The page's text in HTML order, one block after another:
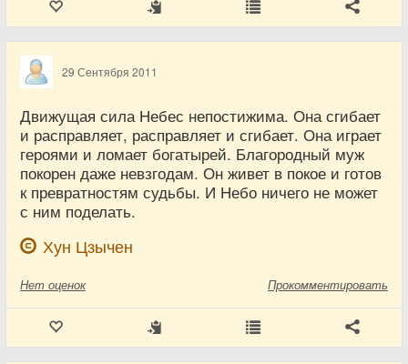
29 Сентября 2011
Движущая сила Небес непостижима. Она сгибает
и расправляет, расправляет и сгибает. Она играет
героями и ломает богатырей. Благородный муж
покорен даже невзгодам. Он живет в покое и готов
к превратностям судьбы. И Небо ничего не может
с ним поделать.
Хун Цзычен
Нет оценок Прокомментировать